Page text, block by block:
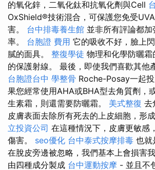
的氧化鋅，二氧化鈦和抗氧化劑與Cell
OxShield®技術混合，可保護您免受
害。 台中排毒養生館 並非所有評論都
率。 台胞證 費用 它的吸收不好，臉上
膩的面具。 整復學徒 物理和化學防曬
的保護射線。 最後，即使我們喜歡其他
台胞證台中 學整骨 Roche-Posay一起投
果您經常使用AHA或BHA型去角質劑，
生素霜，則還需要防曬霜。 美式整復 去
皮膚表面去除所有死去的上皮細胞，形
立投資公司 在這種情況下，皮膚更敏感
傷害。 seo優化 台中泰式按摩排毒 也就
在脫皮旁邊被忽略，我們基本上會損害
由四種成分製成 台中運動按摩 - 並且不